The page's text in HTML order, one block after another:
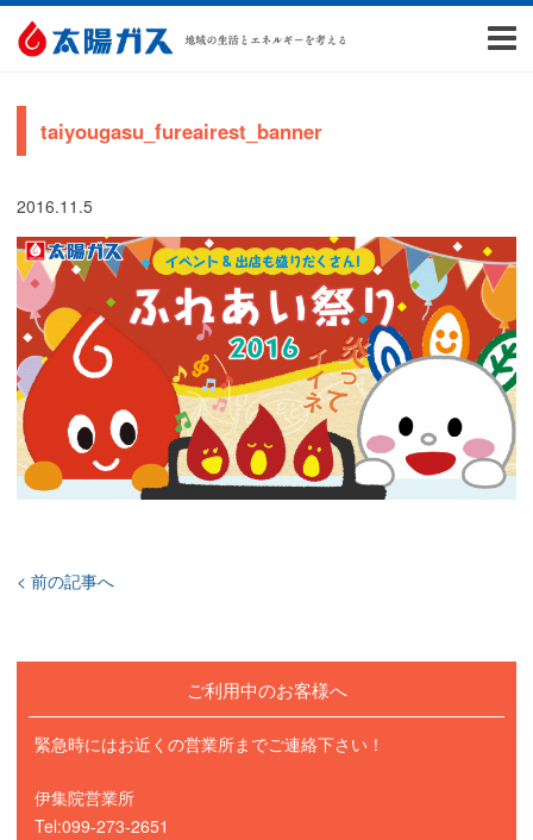
taiyougasu_fureairest_banner
2016.11.5
< 前の記事へ
ご利用中のお客様へ
緊急時にはお近くの営業所までご連絡下さい！
伊集院営業所
Tel:099-273-2651